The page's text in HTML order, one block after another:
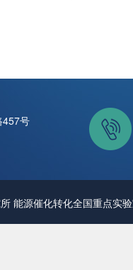
457号
能源催化转化全国重点实